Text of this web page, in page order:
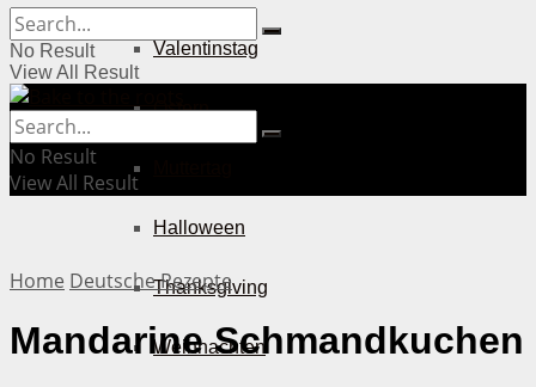
Valentinstag
Ostern
Halloween
Thanksgiving
Weihnachten
No Result
View All Result
No Result
View All Result
Home Deutsche Rezepte
Mandarine Schmandkuchen